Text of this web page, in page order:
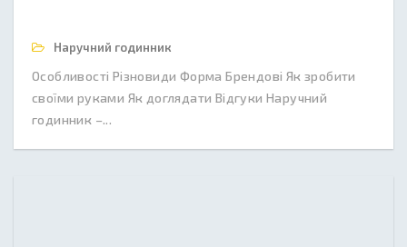
Наручний годинник
Особливості Різновиди Форма Брендові Як зробити
своїми руками Як доглядати Відгуки Наручний
годинник –...